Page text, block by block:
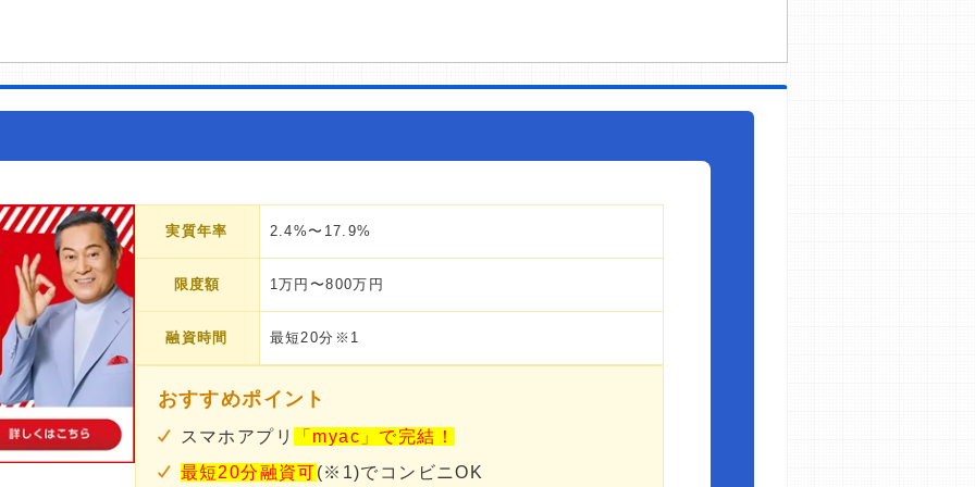
実質年率 2.4%〜17.9%
限度額 1万円〜800万円
融資時間 最短20分※1
おすすめポイント
スマホアプリ
「myac」で完結！
最短20分融資可(※1)でコンビニOK